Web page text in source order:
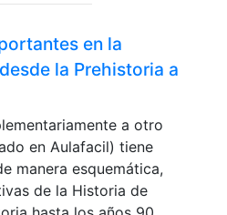
en la
la Prehistoria a
a otro
en Aulafacil) tiene
manera esquemática,
de la Historia de